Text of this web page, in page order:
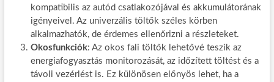
kompatibilis az autód csatlakozójával és akkumulátorának
igényeivel. Az univerzális töltők széles körben
alkalmazhatók, de érdemes ellenőrizni a részleteket.
Okosfunkciók: Az okos fali töltők lehetővé teszik az
energiafogyasztás monitorozását, az időzített töltést és a
távoli vezérlést is. Ez különösen előnyös lehet, ha a